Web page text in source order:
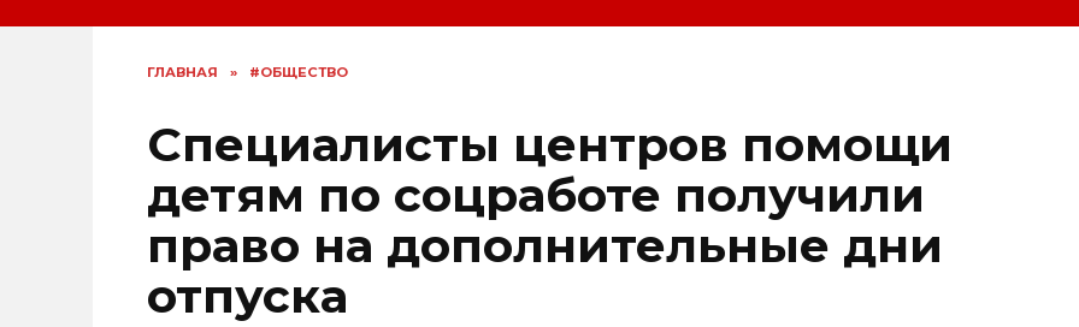
ГЛАВНАЯ » #ОБЩЕСТВО
Специалисты центров помощи
детям по соцработе получили
право на дополнительные дни
отпуска